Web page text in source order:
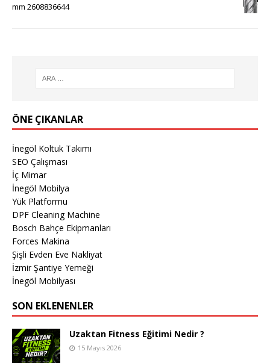
mm 2608836644
ÖNE ÇIKANLAR
İnegöl Koltuk Takımı
SEO Çalışması
İç Mimar
İnegöl Mobilya
Yük Platformu
DPF Cleaning Machine
Bosch Bahçe Ekipmanları
Forces Makina
Şişli Evden Eve Nakliyat
İzmir Şantiye Yemeği
İnegöl Mobilyası
SON EKLENENLER
Uzaktan Fitness Eğitimi Nedir ?
15 Mayıs 2026